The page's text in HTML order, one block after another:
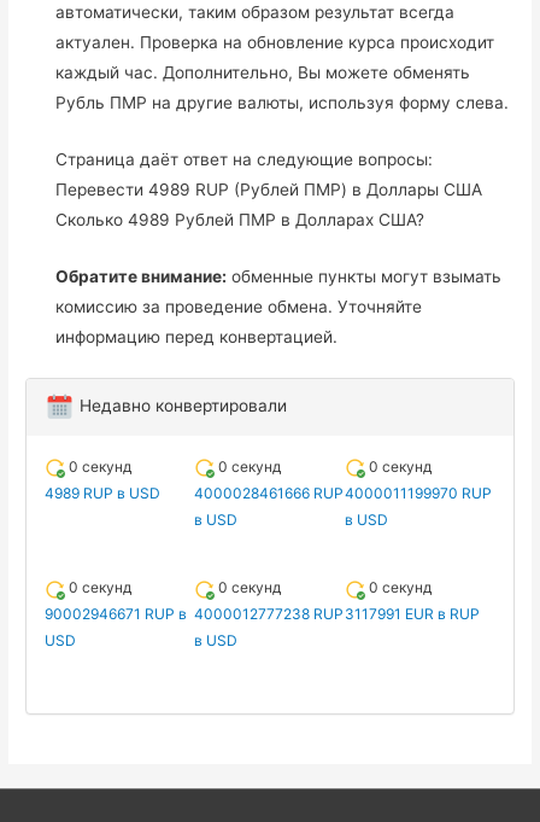
автоматически, таким образом результат всегда
актуален. Проверка на обновление курса происходит
каждый час. Дополнительно, Вы можете обменять
Рубль ПМР на другие валюты, используя форму слева.
Страница даёт ответ на следующие вопросы:
Перевести 4989 RUP (Рублей ПМР) в Доллары США
Сколько 4989 Рублей ПМР в Долларах США?
Обратите внимание: обменные пункты могут взымать
комиссию за проведение обмена. Уточняйте
информацию перед конвертацией.
Недавно конвертировали
0 секунд
4989 RUP в USD
0 секунд
4000028461666 RUP
в USD
0 секунд
4000011199970 RUP
в USD
0 секунд
90002946671 RUP в
USD
0 секунд
4000012777238 RUP
в USD
0 секунд
3117991 EUR в RUP